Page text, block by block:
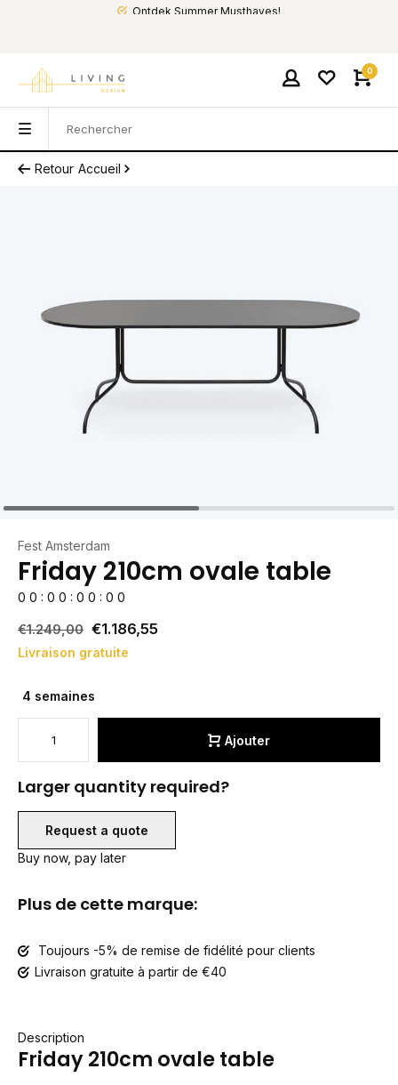
Ontdek Summer Musthaves!
0
Retour Accueil
Fest Amsterdam
Friday 210cm ovale table
0 0 : 0 0 : 0 0 : 0 0
€1.249,00 €1.186,55
Livraison gratuite
4 semaines
Ajouter
Larger quantity required?
Request a quote
Buy now, pay later
Plus de cette marque:
Toujours -5% de remise de fidélité pour clients
Livraison gratuite à partir de €40
Description
Friday 210cm ovale table